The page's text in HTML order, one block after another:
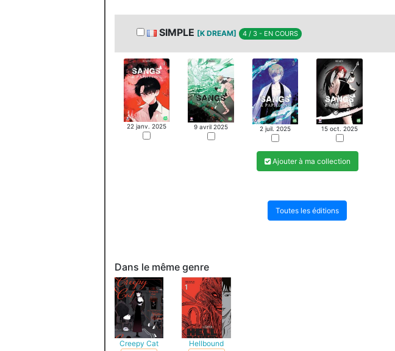
SIMPLE [K DREAM] 4 / 3 - EN COURS
22 janv. 2025 9 avril 2025 2 juil. 2025 15 oct. 2025
Ajouter à ma collection
Toutes les éditions
Dans le même genre
Creepy Cat Hellbound